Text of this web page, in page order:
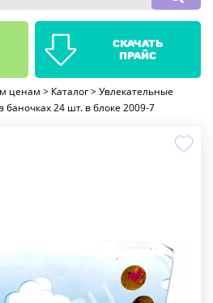
ценам > Каталог > Увлекательные
баночках 24 шт. в блоке 2009-7
скачать
прайс